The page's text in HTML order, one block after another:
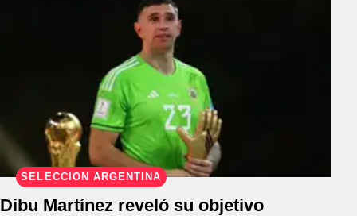
SELECCIÓN ARGENTINA
Dibu Martínez reveló su objetivo